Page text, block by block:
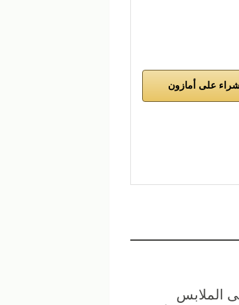
على أمازون
الملابس